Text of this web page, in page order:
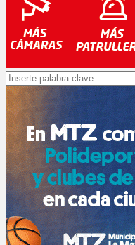
Search
for: